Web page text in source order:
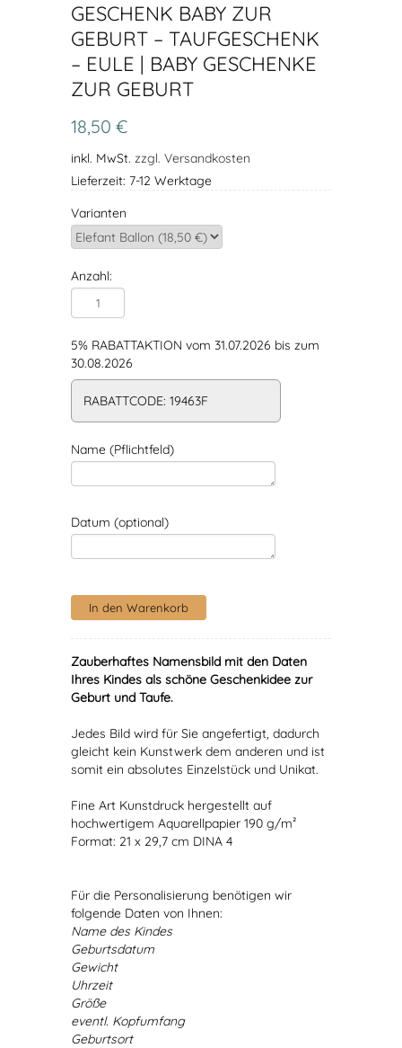
GESCHENK BABY ZUR
GEBURT – TAUFGESCHENK
– EULE | BABY GESCHENKE
ZUR GEBURT
18,50 €
inkl. MwSt. zzgl. Versandkosten
Lieferzeit: 7-12 Werktage
Varianten
Anzahl:
5% RABATTAKTION vom 31.07.2026 bis zum
30.08.2026
RABATTCODE: 19463F
Name (Pflichtfeld)
Datum (optional)
Zauberhaftes Namensbild mit den Daten
Ihres Kindes als schöne Geschenkidee zur
Geburt und Taufe.
Jedes Bild wird für Sie angefertigt, dadurch
gleicht kein Kunstwerk dem anderen und ist
somit ein absolutes Einzelstück und Unikat.
Fine Art Kunstdruck hergestellt auf
hochwertigem Aquarellpapier 190 g/m²
Format: 21 x 29,7 cm DINA 4
Für die Personalisierung benötigen wir
folgende Daten von Ihnen:
Name des Kindes
Geburtsdatum
Gewicht
Uhrzeit
Größe
eventl. Kopfumfang
Geburtsort